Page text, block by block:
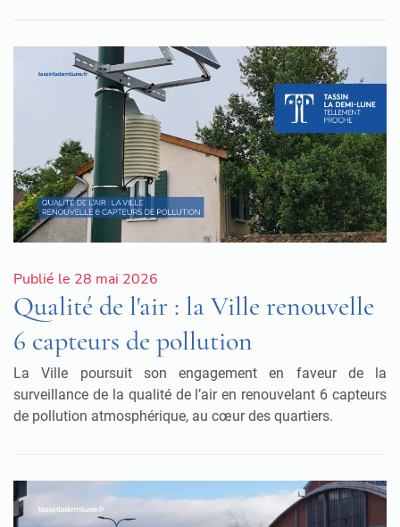
Publié le 28 mai 2026
Qualité de l'air : la Ville renouvelle
6 capteurs de pollution
La Ville poursuit son engagement en faveur de la
surveillance de la qualité de l’air en renouvelant 6 capteurs
de pollution atmosphérique, au cœur des quartiers.